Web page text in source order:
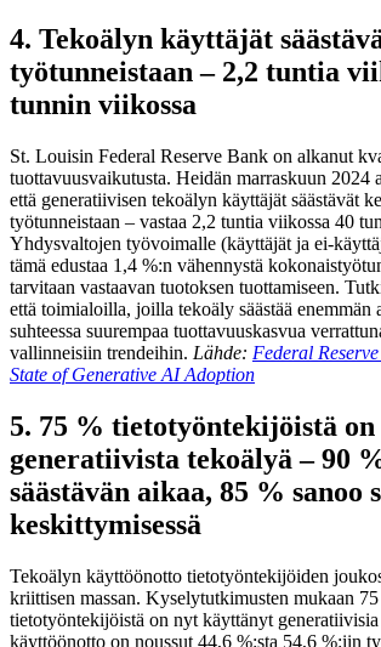
4. Tekoälyn käyttäjät
työtunneistaan – 2,2 tuntia
tunnin viikossa
St. Louisin Federal Reserve Bank on alkanut
tuottavuusvaikutusta. Heidän marraskuun 2024
että generatiivisen tekoälyn käyttäjät säästävät
työtunneistaan – vastaa 2,2 tuntia viikossa 40
Yhdysvaltojen työvoimalle (käyttäjät ja ei-
tämä edustaa 1,4 %:n vähennystä
tarvitaan vastaavan tuotoksen tuottamiseen.
että toimialoilla, joilla tekoäly säästää enemmän
suhteessa suurempaa tuottavuuskasvua
vallinneisiin trendeihin. Lähde: Federal
State of Generative AI Adoption
5. 75 % tietotyöntekijöistä
generatiivista tekoälyä – 90
säästävän aikaa, 85 % sanoo
keskittymisessä
Tekoälyn käyttöönotto tietotyöntekijöiden
kriittisen massan. Kyselytutkimusten mukaan
tietotyöntekijöistä on nyt käyttänyt
käyttöönotto on noussut 44,6 %:sta 54,6 %:iin